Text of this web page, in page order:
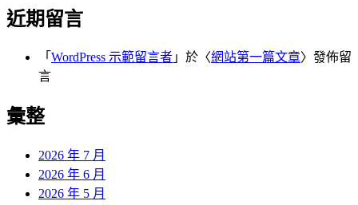
近期留言
「 WordPress 示範留言者 」於〈網站第一篇文章〉發佈留
言
彙整
2026 年 7 月
2026 年 6 月
2026 年 5 月